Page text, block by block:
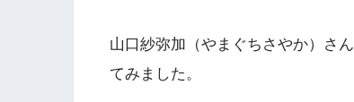
山口紗弥加（やまぐちさやか）さ
てみました。